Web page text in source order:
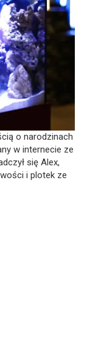
o narodzinach
w internecie ze
się Alex,
i plotek ze